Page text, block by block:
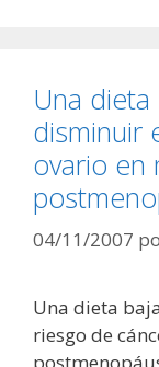
Una
disminuir
ovario en
04/11/2007
Una dieta
riesgo de